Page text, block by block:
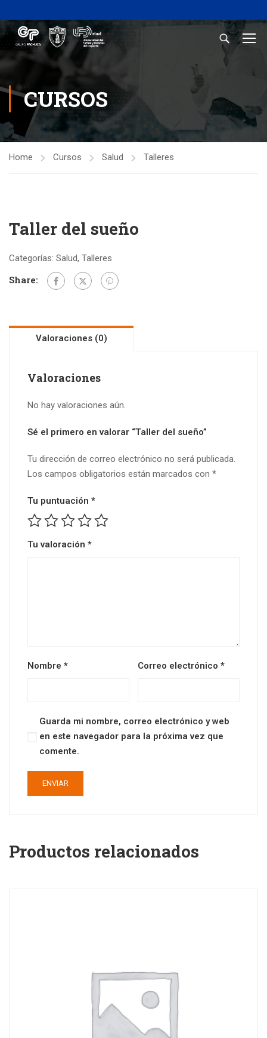
CURSOS
Home Cursos Salud Talleres
Taller del sueño
Categorías: Salud, Talleres
Share:
Valoraciones (0)
Valoraciones
No hay valoraciones aún.
Sé el primero en valorar “Taller del sueño”
Tu dirección de correo electrónico no será publicada.
Los campos obligatorios están marcados con *
Tu puntuación *
Tu valoración *
Nombre * Correo electrónico*
Guarda mi nombre, correo electrónico y web
en este navegador para la próxima vez que
comente.
Productos relacionados